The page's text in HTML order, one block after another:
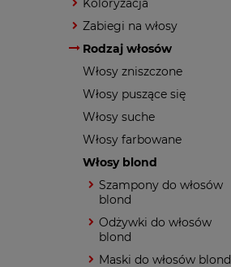
Koloryzacja
Zabiegi na włosy
Rodzaj włosów
Włosy zniszczone
Włosy puszące się
Włosy suche
Włosy farbowane
Włosy blond
Szampony do włosów
blond
Odżywki do włosów
blond
Maski do włosów blond